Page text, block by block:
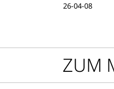
die
26-04-08
ZUM